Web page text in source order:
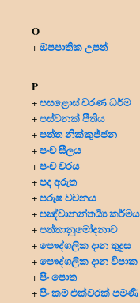
O
+ඕපපාතික උපත්
P
+පසළොස් චරණ ධර්ම
+පස්වනක් පීතිය
+පත්ත නික්කුජ්ජන
+පංච සීලය
+පංච වරය
+පද අරුත
+පරුෂ වචනය
+පඤ්චානන්තර්‍ය්‍ය කර්මය
+පත්තානුමෝදනාව
+පෞද්ගලික දානතුදුස
+පෞද්ගලික දාන විපාක
+පිං පොත
+පිං කම් එක්වරක් පමණි